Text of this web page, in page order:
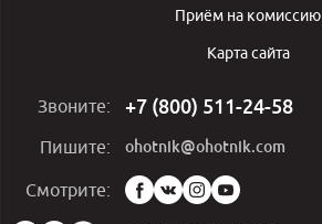
Приём на комиссию
Карта сайта
Звоните: +7 (800) 511-24-58
Пишите: ohotnik@ohotnik.com
Смотрите:
Мы
в